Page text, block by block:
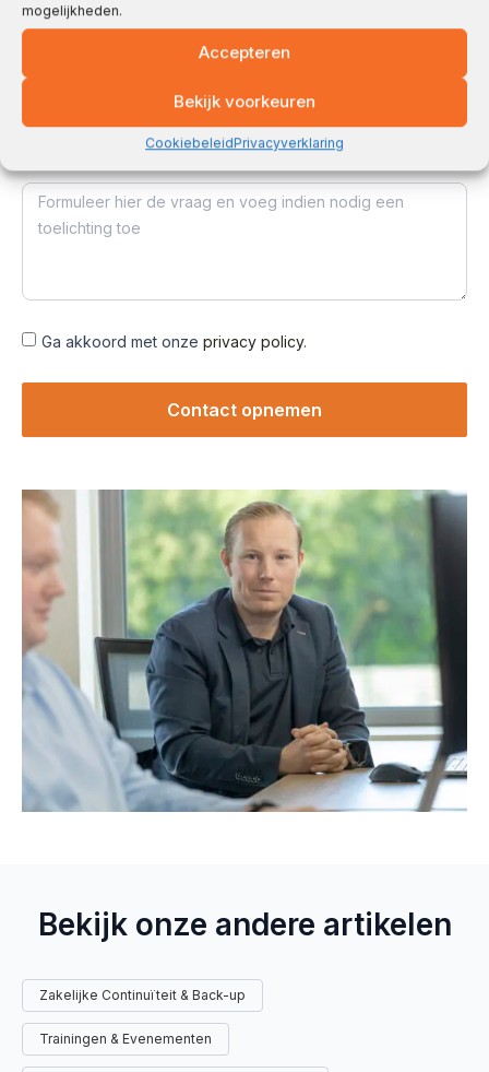
mogelijkheden.
Accepteren
Bekijk voorkeuren
CookiebeleidPrivacyverklaring
Ga akkoord met onze privacy policy.
Contact opnemen
Bekijk onze andere artikelen
Zakelijke Continuïteit & Back-up
Trainingen & Evenementen